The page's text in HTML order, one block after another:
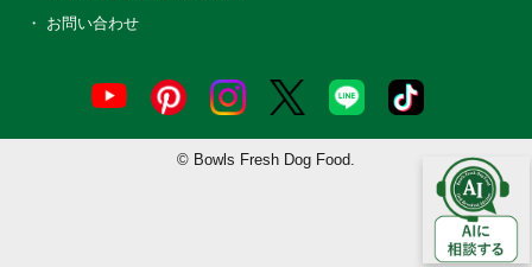
お問い合わせ
© Bowls Fresh Dog Food.